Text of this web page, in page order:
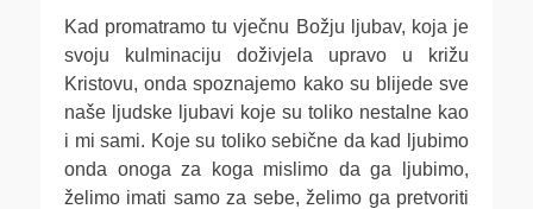
Kad promatramo tu vječnu Božju ljubav, koja je
svoju kulminaciju doživjela upravo u križu
Kristovu, onda spoznajemo kako su blijede sve
naše ljudske ljubavi koje su toliko nestalne kao
i mi sami. Koje su toliko sebične da kad ljubimo
onda onoga za koga mislimo da ga ljubimo,
želimo imati samo za sebe, želimo ga pretvoriti